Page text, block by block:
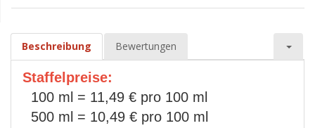
Beschreibung Bewertungen
Staffelpreise:
100 ml = 11,49 € pro 100 ml
500 ml = 10,49 € pro 100 ml